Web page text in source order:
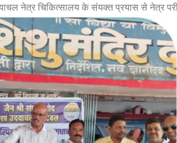
नेत्र चिकित्सालय के संयक्त प्रयास से नेत्र